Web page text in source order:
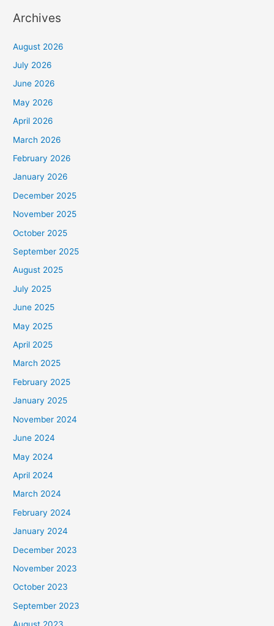
Archives
August 2026
July 2026
June 2026
May 2026
April 2026
March 2026
February 2026
January 2026
December 2025
November 2025
October 2025
September 2025
August 2025
July 2025
June 2025
May 2025
April 2025
March 2025
February 2025
January 2025
November 2024
June 2024
May 2024
April 2024
March 2024
February 2024
January 2024
December 2023
November 2023
October 2023
September 2023